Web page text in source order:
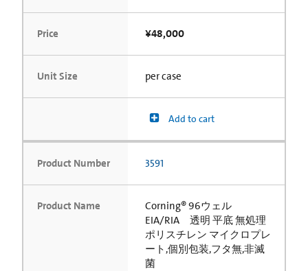
Price ¥48,000
Unit Size per case
Add to cart
Product Number 3591
Product Name
Corning® 96ウェル
EIA/RIA 透明 平底 無処理
ポリスチレン マイクロプレ
ート,個別包装,フタ無,非滅
菌